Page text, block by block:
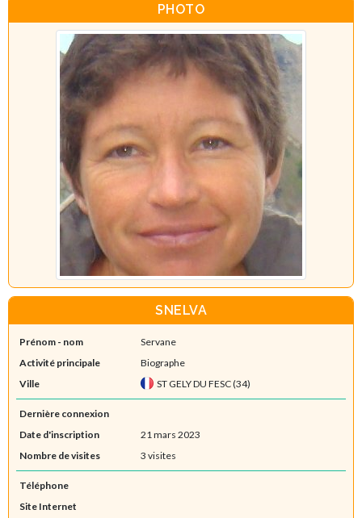
PHOTO
SNELVA
Prénom - nom
Servane
Activité principale
Biographe
Ville
ST GELY DU FESC (34)
Dernière connexion
Date d'inscription
21 mars 2023
Nombre de visites
3 visites
Téléphone
Site Internet